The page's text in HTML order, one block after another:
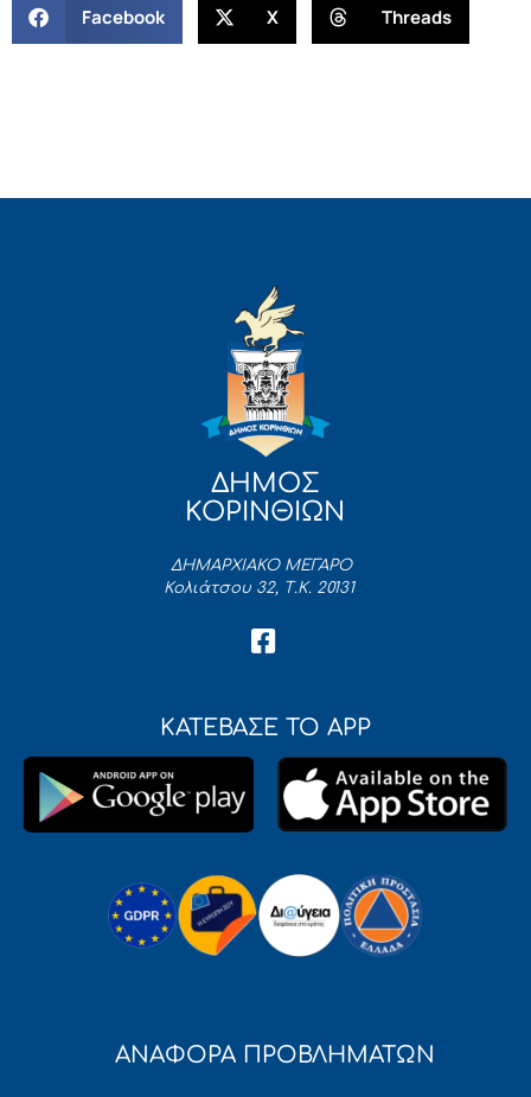
Facebook X Threads
ΔΗΜΟΣ
ΚΟΡΙΝΘΙΩΝ
ΔΗΜΑΡΧΙΑΚΟ ΜΕΓΑΡΟ
Κολιάτσου 32, Τ.Κ. 20131
ΚΑΤΕΒΑΣΕ ΤΟ APP
ΑΝΑΦΟΡΑ ΠΡΟΒΛΗΜΑΤΩΝ